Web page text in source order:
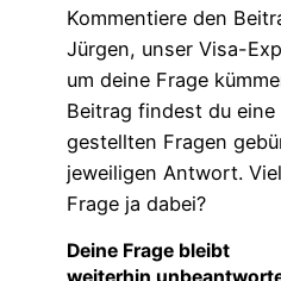
Kommentiere den
Jürgen, unser Visa-
um deine Frage
Beitrag findest du eine
gestellten Fragen
jeweiligen Antwort.
Frage ja dabei?
Deine Frage bleibt